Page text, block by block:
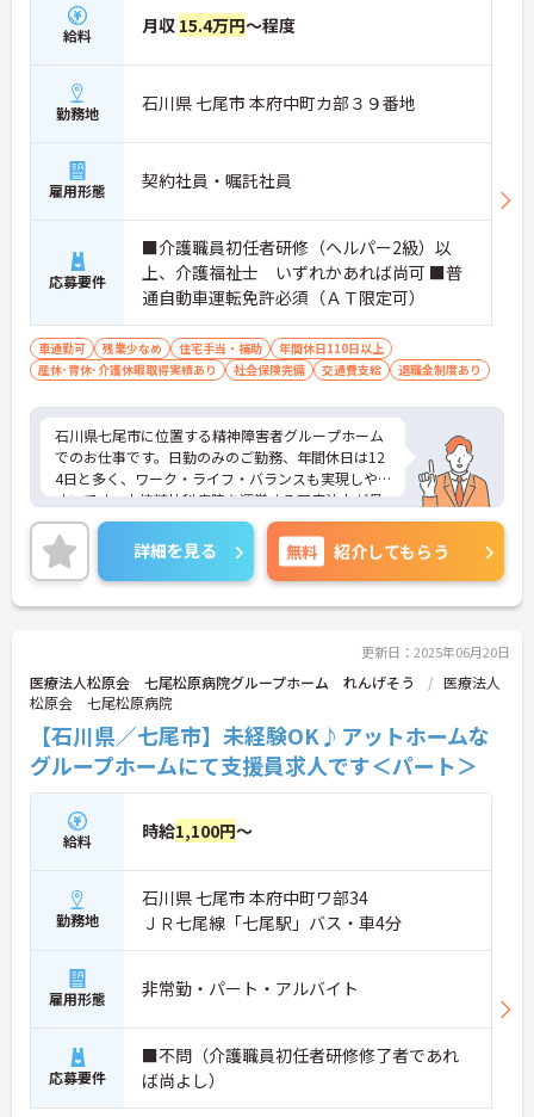
給料 月収 15.4万円～程度
勤務地 石川県 七尾市 本府中町カ部３９番地
雇用形態 契約社員・嘱託社員
応募要件
■介護職員初任者研修（ヘルパー2級）以
上、介護福祉士 いずれかあれば尚可 ■普
通自動車運転免許必須（ＡＴ限定可）
車通勤可 残業少なめ 住宅手当・補助
年間休日110日以上
産休･育休･介護休暇取得実績あり
社会保険完備 交通費支給 退職金制度あり
石川県七尾市に位置する精神障害者グループホーム
でのお仕事です。日勤のみのご勤務、年間休日は12
4日と多く、ワーク・ライフ・バランスも実現しや
すいです。中核精神科病院を運営する医療法人が母
体で安定感も抜群です。ご興味ある方には、面接対
策ポイントなど、さらに詳細をお話しいたしますの
でお気軽にご相談ください！
詳細を見る 無料 紹介してもらう
更新日：2025年06月20日
医療法人松原会 七尾松原病院グループホーム れんげそう
医療法人
松原会 七尾松原病院
【石川県／七尾市】未経験OK♪アットホームな
グループホームにて支援員求人です＜パート＞
給料 時給1,100円～
勤務地
石川県 七尾市 本府中町ワ部34
ＪＲ七尾線「七尾駅」バス・車4分
雇用形態 非常勤・パート・アルバイト
応募要件
■不問（介護職員初任者研修修了者であれ
ば尚よし）